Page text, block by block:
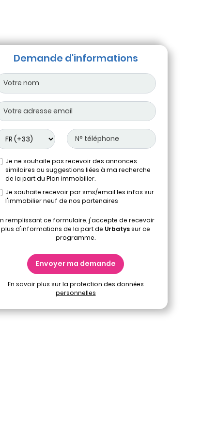
Demande d'informations
Je ne souhaite pas recevoir des annonces
similaires ou suggestions liées à ma recherche
de la part du Plan immobilier.
Je souhaite recevoir par sms/email les infos sur
l'immobilier neuf de nos partenaires
remplissant ce formulaire, j'accepte de recevoir
plus d'informations de la part de Urbatys sur ce
programme.
Envoyer ma demande
En savoir plus sur la protection des données
personnelles